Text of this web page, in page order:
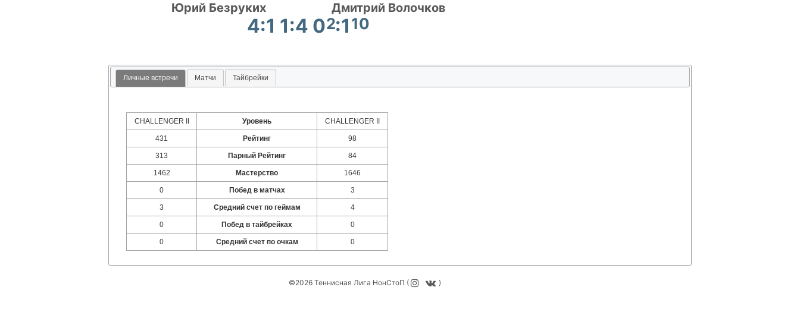
Юрий Безруких Дмитрий Волочков
4:1 1:4 02:110
Личные встречи Матчи Тайбрейки
CHALLENGER II Уровень CHALLENGER II
431 Рейтинг 98
313 Парный Рейтинг 84
1462 Мастерство 1646
0 Побед в матчах 3
3 Средний счет по геймам 4
0 Побед в тайбрейках 0
0 Средний счет по очкам 0
©2026 Теннисная Лига НонСтоП ( )